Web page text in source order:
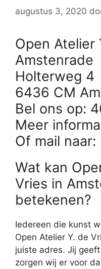
augustus 3, 2020
Open Atelier
Amstenrade
Holterweg 4
6436 CM
Bel ons op:
Meer
Of mail naar:
Wat kan
Vries in
betekenen?
Iedereen die kunst
Open Atelier Y. de
juiste adres. Jij
zorgen wij er voor